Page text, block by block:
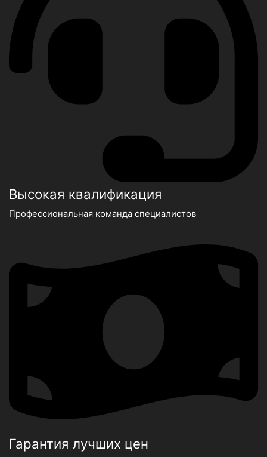
Высокая квалификация
Профессиональная команда специалистов
Гарантия лучших цен